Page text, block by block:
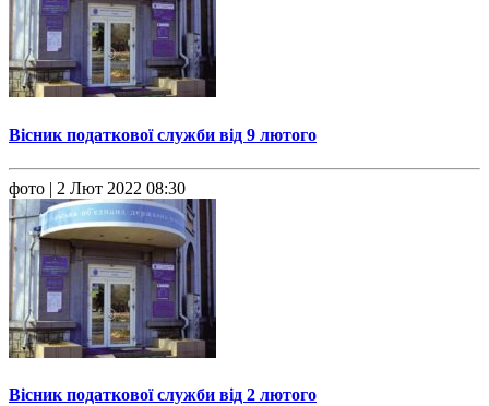
Вісник податкової служби від 9 лютого
фото | 2 Лют 2022 08:30
Вісник податкової служби від 2 лютого